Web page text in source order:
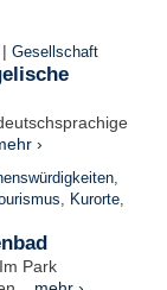
| Gesellschaft
›
,
, Kurorte,
Park